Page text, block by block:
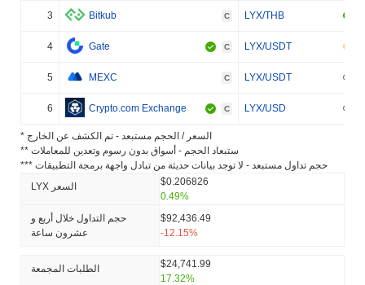
3 Bitkub C LYX/THB
4 Gate C LYX/USDT
5 MEXC C LYX/USDT
6 Crypto.com Exchange C LYX/USD
* السعر / الحجم مستبعد - تم الكشف عن الخارج
** ستبعاد الحجم - أسواق بدون رسوم وتعدين للمعاملات
*** حجم تداول مستبعد - لا توجد بيانات حديثة من تبادل واجهة برمجة التطبيقات
LYX السعر
$0.206826
0.49%
حجم التداول خلال أربع و
عشرون ساعة
$92,436.49
-12.15%
الطلبات المجمعة
$24,741.99
17.32%